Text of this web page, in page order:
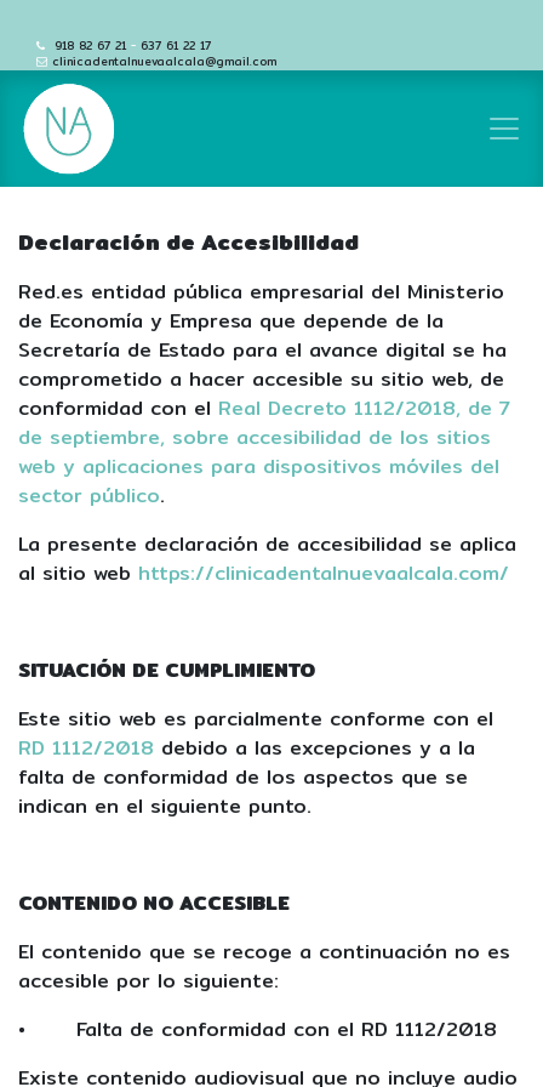
918 82 67 21- 637 61 22 17
clinicadentalnuevaalcala@gmail.com
Declaración de Accesibilidad
Red.es entidad pública empresarial del Ministerio
de Economía y Empresa que depende de la
Secretaría de Estado para el avance digital se ha
comprometido a hacer accesible su sitio web, de
conformidad con el Real Decreto 1112/2018, de 7
de septiembre, sobre accesibilidad de los sitios
web y aplicaciones para dispositivos móviles del
sector público.
La presente declaración de accesibilidad se aplica
al sitio web https://clinicadentalnuevaalcala.com/
SITUACIÓN DE CUMPLIMIENTO
Este sitio web es parcialmente conforme con el
RD 1112/2018 debido a las excepciones y a la
falta de conformidad de los aspectos que se
indican en el siguiente punto.
CONTENIDO NO ACCESIBLE
El contenido que se recoge a continuación no es
accesible por lo siguiente:
•
Falta de conformidad con el RD 1112/2018
Existe contenido audiovisual que no incluye audio